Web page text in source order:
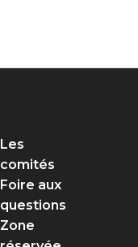
Les
comités
Foire aux
questions
Zone